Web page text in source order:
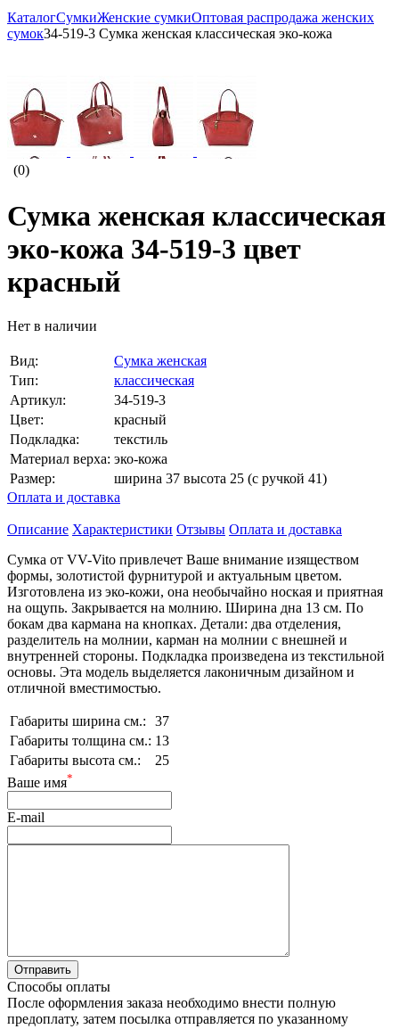
КаталогСумкиЖенские сумкиОптовая распродажа женских
сумок34-519-3 Сумка женская классическая эко-кожа
(0)
Сумка женская классическая
эко-кожа 34-519-3 цвет
красный
Нет в наличии
Вид:
Сумка женская
Тип:
классическая
Артикул:
34-519-3
Цвет:
красный
Подкладка:
текстиль
Материал верха: эко-кожа
Размер:
ширина 37 высота 25 (с ручкой 41)
Оплата и доставка
Описание Характеристики Отзывы Оплата и доставка
Сумка от VV-Vito привлечет Ваше внимание изяществом
формы, золотистой фурнитурой и актуальным цветом.
Изготовлена из эко-кожи, она необычайно ноская и приятная
на ощупь. Закрывается на молнию. Ширина дна 13 см. По
бокам два кармана на кнопках. Детали: два отделения,
разделитель на молнии, карман на молнии с внешней и
внутренней стороны. Подкладка произведена из текстильной
основы. Эта модель выделяется лаконичным дизайном и
отличной вместимостью.
Габариты ширина см.:
37
Габариты толщина см.: 13
Габариты высота см.:
25
Ваше имя*
E-mail
Способы оплаты
После оформления заказа необходимо внести полную
предоплату, затем посылка отправляется по указанному